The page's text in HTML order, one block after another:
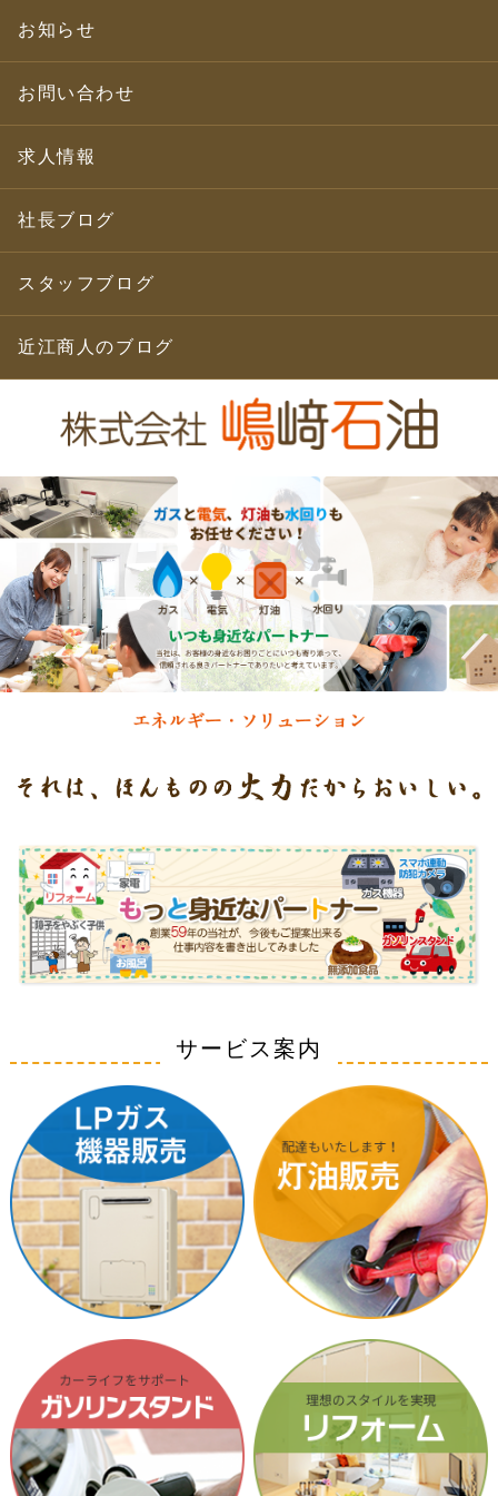
お知らせ
お問い合わせ
求人情報
社長ブログ
スタッフブログ
近江商人のブログ
サービス案内